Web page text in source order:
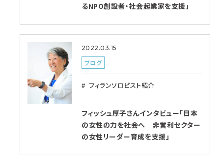
るNPO創設者・社会起業家を支援」
2022.03.15
ブログ
フィランソロピスト紹介
フィッシュ厚子さんインタビュー「日本
の女性の力を社会へ 非営利セクター
の女性リーダー育成を支援」